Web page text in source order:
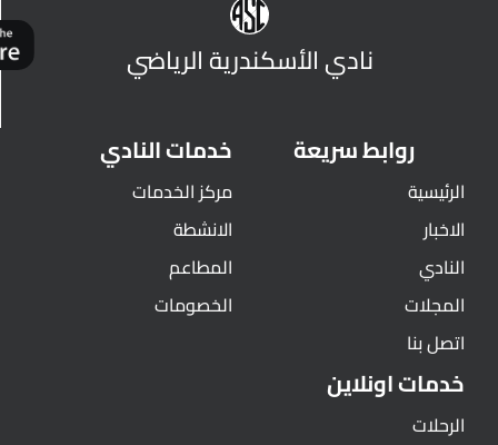
نادي الأسكندرية الرياضي
روابط سريعة
الرئيسية
الاخبار
النادي
المجلات
اتصل بنا
خدمات النادي
مركز الخدمات
الانشطة
المطاعم
الخصومات
خدمات اونلاين
الرحلات